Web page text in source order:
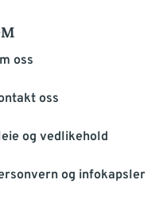
oss
oss
og vedlikehold
og infokapsler